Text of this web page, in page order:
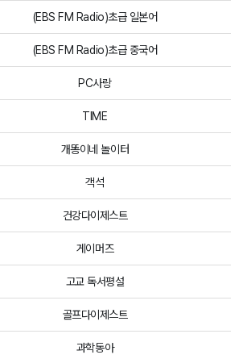
(EBS FM Radio)초급 일본어
(EBS FM Radio)초급 중국어
PC사랑
TIME
개똥이네 놀이터
객석
건강다이제스트
게이머즈
고교 독서평설
골프다이제스트
과학동아